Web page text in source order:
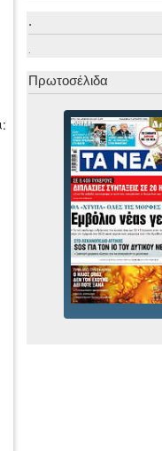
.
.
Πρωτοσέλιδα